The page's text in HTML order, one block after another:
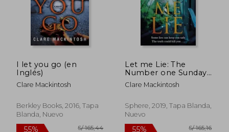
I let you go (en
Inglés)
Clare Mackintosh
Berkley Books, 2016, Tapa
Blanda, Nuevo
Let me Lie: The
Number one Sunday
Times Bestseller (en
Inglés)
Clare Mackintosh
Sphere, 2019, Tapa Blanda,
Nuevo